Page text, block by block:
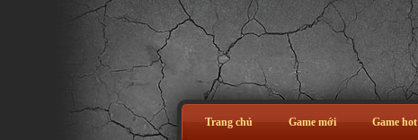
Trang chủ Game mới Game hot